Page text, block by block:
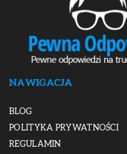
NAWIGACJA
BLOG
POLITYKA PRYWATNOŚCI
REGULAMIN